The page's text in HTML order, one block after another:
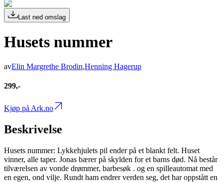
Last ned omslag
Husets nummer
avElin Margrethe Brodin,Henning Hagerup
299,-
Kjøp på Ark.no
Beskrivelse
Husets nummer: Lykkehjulets pil ender på et blankt felt. Huset
vinner, alle taper. Jonas bærer på skylden for et barns død. Nå består
tilværelsen av vonde drømmer, barbesøk . og en spilleautomat med
en egen, ond vilje. Rundt ham endrer verden seg, det har oppstått en